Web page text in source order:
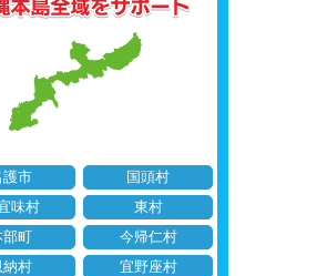
護市
国頭村
味村
東村
部町
今帰仁村
納村
宜野座村